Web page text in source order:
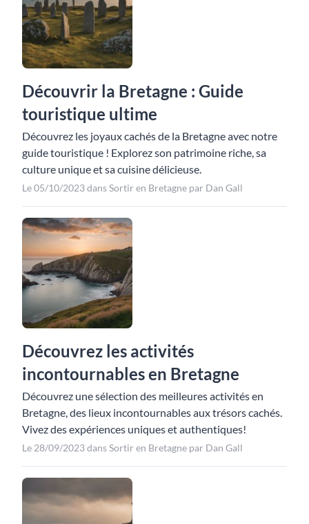
Découvrir la Bretagne : Guide
touristique ultime
Découvrez les joyaux cachés de la Bretagne avec notre
guide touristique ! Explorez son patrimoine riche, sa
culture unique et sa cuisine délicieuse.
Le 05/10/2023 dans Sortir en Bretagne par Dan Gall
Découvrez les activités
incontournables en Bretagne
Découvrez une sélection des meilleures activités en
Bretagne, des lieux incontournables aux trésors cachés.
Vivez des expériences uniques et authentiques!
Le 28/09/2023 dans Sortir en Bretagne par Dan Gall